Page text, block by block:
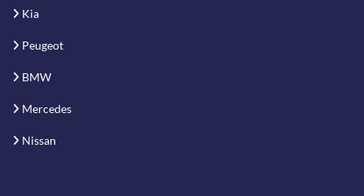
Kia
Peugeot
BMW
Mercedes
Nissan